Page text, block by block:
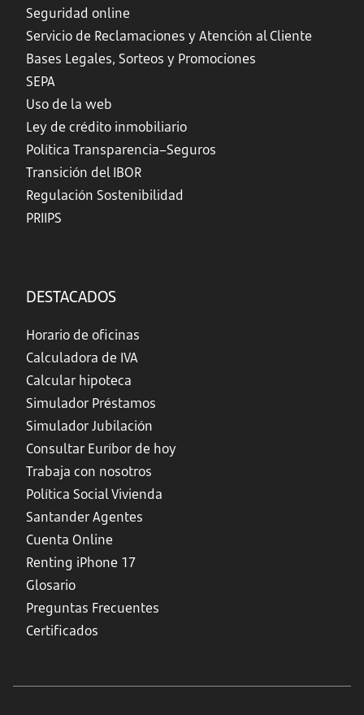
Seguridad online
Servicio de Reclamaciones y Atención al Cliente
Bases Legales, Sorteos y Promociones
SEPA
Uso de la web
Ley de crédito inmobiliario
Política Transparencia–Seguros
Transición del IBOR
Regulación Sostenibilidad
PRIIPS
DESTACADOS
Horario de oficinas
Calculadora de IVA
Calcular hipoteca
Simulador Préstamos
Simulador Jubilación
Consultar Euríbor de hoy
Trabaja con nosotros
Política Social Vivienda
Santander Agentes
Cuenta Online
Renting iPhone 17
Glosario
Preguntas Frecuentes
Certificados